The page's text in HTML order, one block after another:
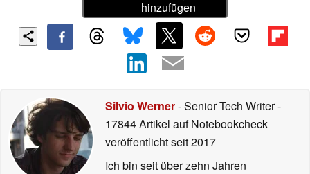
hinzufügen
Silvio Werner- Senior Tech Writer-
17844 Artikel auf Notebookcheck
veröffentlichtseit 2017
Ich bin seit über zehn Jahren